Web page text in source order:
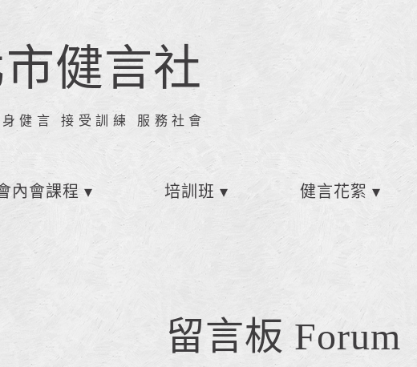
健言社
健言 接受訓練 服務社會
內會課程 培訓班 健言花絮
留言板 Forum